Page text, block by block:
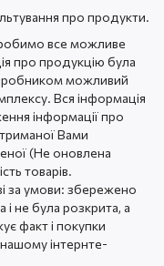
про продукти.
все можливе
про продукцію була
можливий
Вся інформація
інформації про
Вами
(Не оновлена
товарів.
за умови: збережено
і не була розкрита, а
факт і покупки
інтернте-